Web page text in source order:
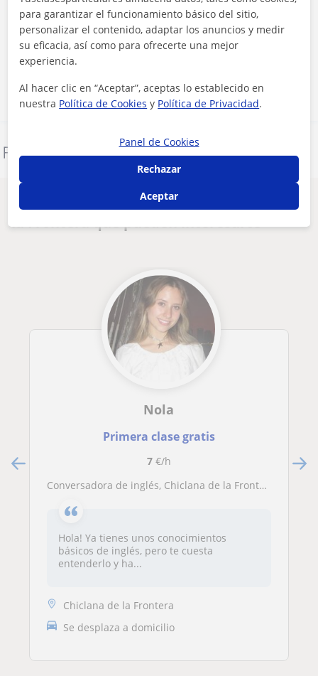
Al hacer clic, aceptas nuestroaviso legaly deprivacidad
Denunciar este perfil
Otros profesores de Inglés en Chiclana de
la Frontera que pueden interesarte
Nola
Primera clase gratis
7€/h
Conversadora de inglés, Chiclana de la Frontera, Cádiz
Hola! Ya tienes unos conocimientos
básicos de inglés, pero te cuesta
entenderlo y ha...
Chiclana de la Frontera
Se desplaza a domicilio
para garantizar el funcionamiento básico del sitio,
personalizar el contenido, adaptar los anuncios y medir
su eficacia, así como para ofrecerte una mejor
experiencia.
Al hacer clic en “Aceptar”, aceptas lo establecido en
nuestra Política de Cookies y Política de Privacidad.
Panel de Cookies
Rechazar
Aceptar